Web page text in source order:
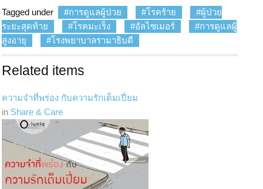
Tagged under การดูแลผู้ป่วย โรคร้าย
ผู้ป่วย
ระยะสุดท้าย
โรคมะเร็ง อัลไซเมอร์
การดูแลผู้
สูงอายุ
โรงพยาบาลรามาธิบดี
Related items
ความจำที่พร่อง กับความรักเต็มเปี่ยม
in Share & Care